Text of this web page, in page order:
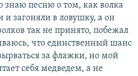
знаю песню о том, как волка
загоняли в ловушку, а он
так не принято, побежал
что единственный шанс
за флажки, но мой
себя медведем, а не